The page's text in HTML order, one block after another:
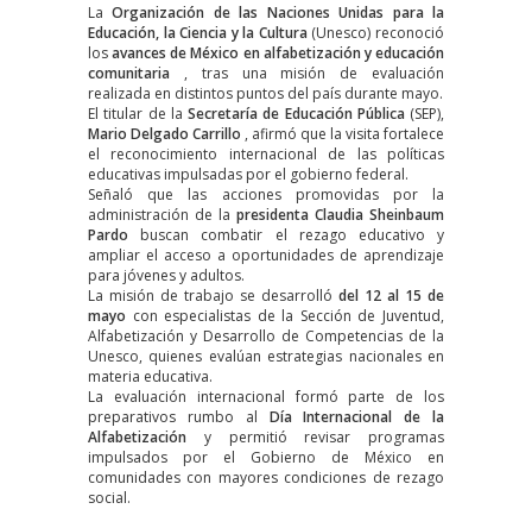
LaOrganización de las Naciones Unidas para la
Educación, la Ciencia y la Cultura (Unesco) reconoció
losavances de México en alfabetización y educación
comunitaria , tras una misión de evaluación
realizada en distintos puntos del país durante mayo.
El titular de la Secretaría de Educación Pública (SEP),
Mario Delgado Carrillo , afirmó que la visita fortalece
el reconocimiento internacional de las políticas
educativas impulsadas por el gobierno federal.
Señaló que las acciones promovidas por la
administración de la presidenta Claudia Sheinbaum
Pardo buscan combatir el rezago educativo y
ampliar el acceso a oportunidades de aprendizaje
para jóvenes y adultos.
La misión de trabajo se desarrolló del 12 al 15 de
mayo con especialistas de la Sección de Juventud,
Alfabetización y Desarrollo de Competencias de la
Unesco, quienes evalúan estrategias nacionales en
materia educativa.
La evaluación internacional formó parte de los
preparativos rumbo al Día Internacional de la
Alfabetización y permitió revisar programas
impulsados por el Gobierno de México en
comunidades con mayores condiciones de rezago
social.